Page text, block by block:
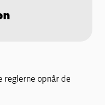
reglerne opnår de